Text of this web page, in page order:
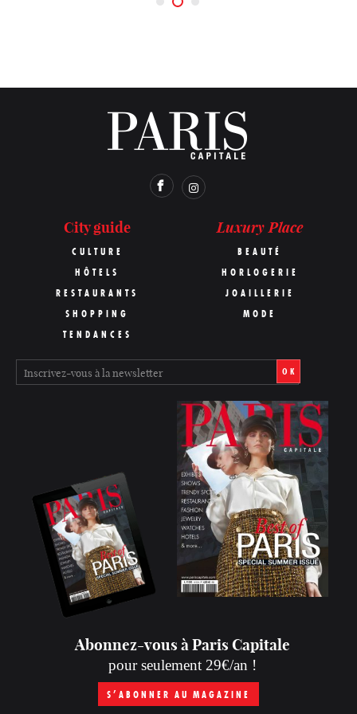
City guide
CULTURE
HÔTELS
RESTAURANTS
SHOPPING
TENDANCES
Luxury Place
BEAUTÉ
HORLOGERIE
JOAILLERIE
MODE
OK
Abonnez-vous à Paris Capitale
pour seulement 29€/an !
S’ABONNER AU MAGAZINE